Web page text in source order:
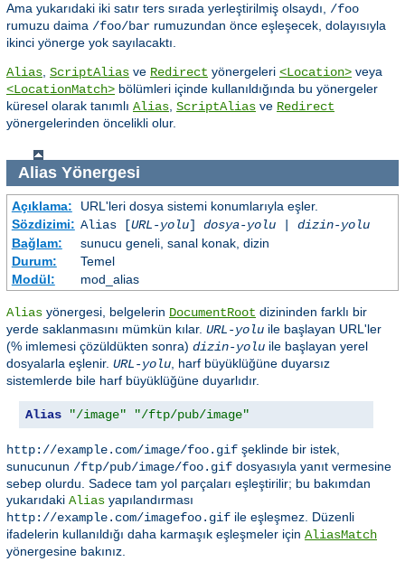
Ama yukarıdaki iki satır ters sırada yerleştirilmiş olsaydı, /foo
rumuzu daima /foo/bar rumuzundan önce eşleşecek, dolayısıyla
ikinci yönerge yok sayılacaktı.
Alias, ScriptAlias ve Redirect yönergeleri <Location> veya
<LocationMatch> bölümleri içinde kullanıldığında bu yönergeler
küresel olarak tanımlı Alias, ScriptAlias ve Redirect
yönergelerinden öncelikli olur.
AliasYönergesi
Açıklama:
URL'leri dosya sistemi konumlarıyla eşler.
Sözdizimi: Alias [URL-yolu] dosya-yolu| dizin-yolu
Bağlam:
sunucu geneli, sanal konak, dizin
Durum:
Temel
Modül:
mod_alias
Alias yönergesi, belgelerin DocumentRoot dizininden farklı bir
yerde saklanmasını mümkün kılar. URL-yolu ile başlayan URL'ler
(% imlemesi çözüldükten sonra) dizin-yolu ile başlayan yerel
dosyalarla eşlenir. URL-yolu , harf büyüklüğüne duyarsız
sistemlerde bile harf büyüklüğüne duyarlıdır.
Alias "/image" "/ftp/pub/image"
http://example.com/image/foo.gif şeklinde bir istek,
sunucunun /ftp/pub/image/foo.gif dosyasıyla yanıt vermesine
sebep olurdu. Sadece tam yol parçaları eşleştirilir; bu bakımdan
yukarıdaki Alias yapılandırması
http://example.com/imagefoo.gif ile eşleşmez. Düzenli
ifadelerin kullanıldığı daha karmaşık eşleşmeler için AliasMatch
yönergesine bakınız.